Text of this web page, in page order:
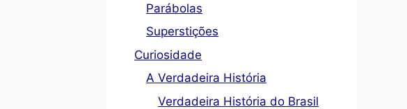
Parábolas
Superstições
Curiosidade
A Verdadeira História
Verdadeira História do Brasil